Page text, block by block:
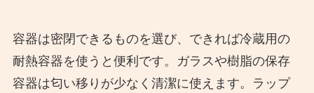
容器は密閉できるものを選び、できれば冷蔵用の
耐熱容器を使うと便利です。ガラスや樹脂の保存
容器は匂い移りが少なく清潔に使えます。ラップ